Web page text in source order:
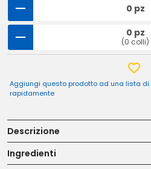
0 pz
0 pz
(0 colli)
Aggiungi questo prodotto ad una lista di
rapidamente
Descrizione
Ingredienti